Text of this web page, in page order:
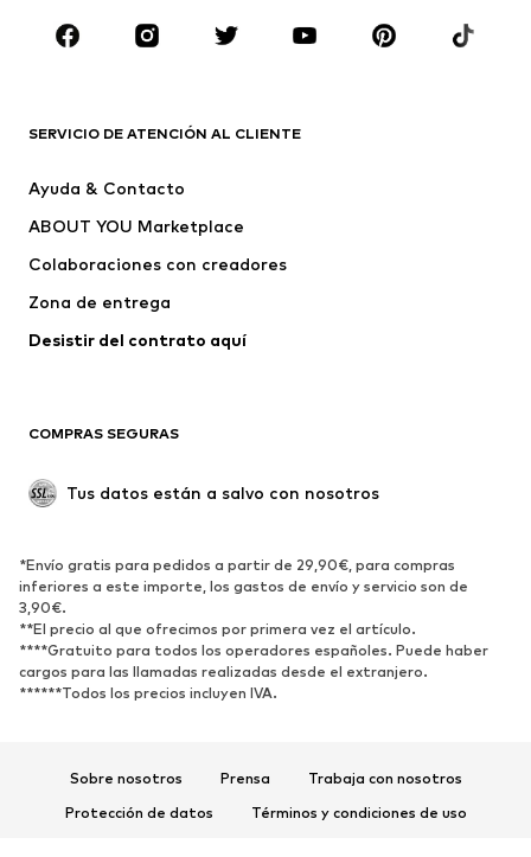
MARCAS
PUMA
Liewood
Pisamonas
SERVICIO DE ATENCIÓN AL CLIENTE
Ayuda & Contacto
ABOUT YOU Marketplace
Colaboraciones con creadores
Zona de entrega
Desistir del contrato aquí
COMPRAS SEGURAS
Tus datos están a salvo con nosotros
*Envío gratis para pedidos a partir de 29,90€, para compras
inferiores a este importe, los gastos de envío y servicio son de
3,90€.
**El precio al que ofrecimos por primera vez el artículo.
****Gratuito para todos los operadores españoles. Puede haber
cargos para las llamadas realizadas desde el extranjero.
******Todos los precios incluyen IVA.
Sobre nosotros Prensa
Trabaja con nosotros
Protección de datos
Términos y condiciones de uso